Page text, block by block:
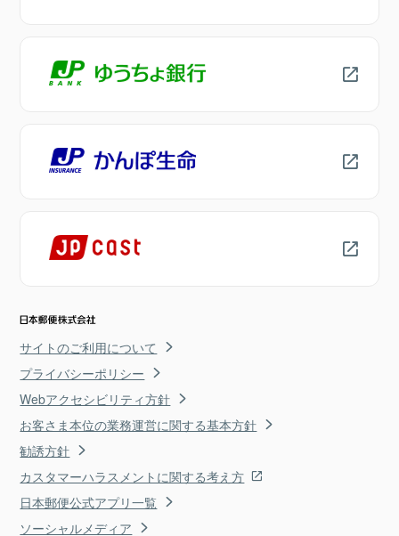
サイトのご利用について
プライバシーポリシー
Webアクセシビリティ方針
お客さま本位の業務運営に関する基本方針
勧誘方針
カスタマーハラスメントに関する考え方
日本郵便公式アプリ一覧
ソーシャルメディア